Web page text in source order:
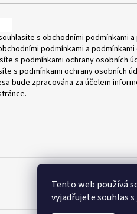
Tento web používá
vyjadřujete souhlas
s obchodními podmínkami a
podmínkami a podmínkami
s podmínkami ochrany osobních
s podmínkami ochrany osobních
bude zpracována za účelem